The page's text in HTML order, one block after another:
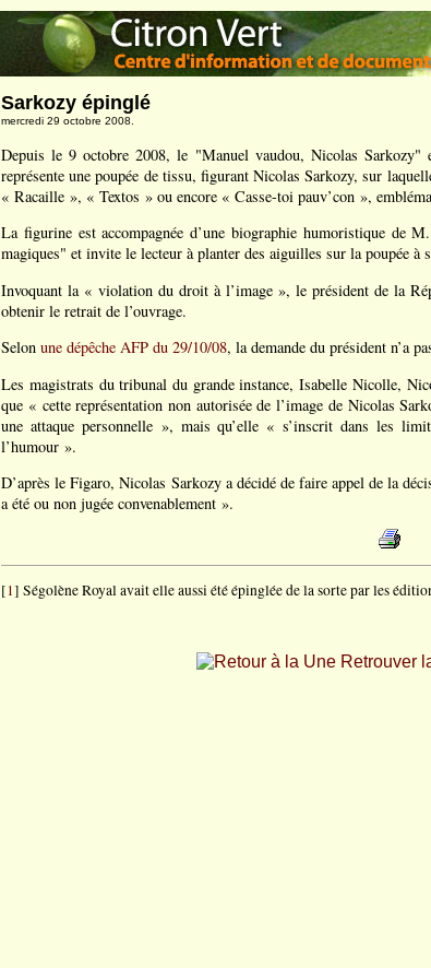
Sarkozy épinglé
mercredi 29 octobre 2008.
Depuis le 9 octobre 2008, le "Manuel vaudou, Nicolas
représente une poupée de tissu, figurant Nicolas Sarkozy, sur
« Racaille », « Textos » ou encore « Casse-toi pauv’con »,
La figurine est accompagnée d’une biographie humoristique de
magiques" et invite le lecteur à planter des aiguilles sur la poupée
Invoquant la « violation du droit à l’image », le président de la
obtenir le retrait de l’ouvrage.
Selonune dépêche AFP du 29/10/08, la demande du président n’a
Les magistrats du tribunal du grande instance, Isabelle Nicolle,
que « cette représentation non autorisée de l’image de Nicolas
une attaque personnelle », mais qu’elle « s’inscrit dans les
l’humour ».
D’après le Figaro, Nicolas Sarkozy a décidé de faire appel de la
a été ou non jugée convenablement ».
[1] Ségolène Royal avait elle aussi été épinglée de la sorte par les
Retrouver